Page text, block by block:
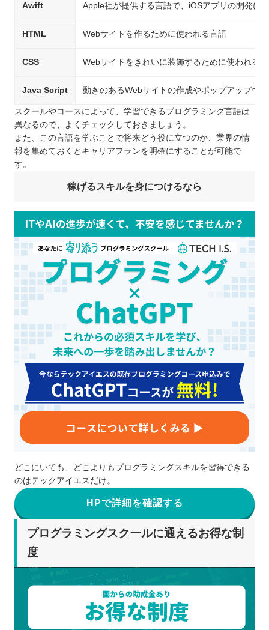
Awift Apple社が提供する言語で、iOSアプリの開発に
HTML Webサイトを作るために使われる言語
CSS Webサイトをきれいに装飾するために使われる
Java Script 動きのあるWebサイトの作成やポップアップウ
スクールやコースによって、学習できるプログラミング言語は
異なるので、よくチェックしておきましょう。
また、この言語を学ぶことで将来どう役に立つのか、業界の情
報を集めておくとキャリアプランを明確にすることが可能で
す。
稼げるスキルを身につけるなら
どこにいても、どこよりもプログラミングスキルを習得できる
のはテックアイエスだけ。
HPで詳細を確認する
プログラミングスクールに通えるお得な制
度